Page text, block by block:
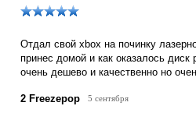
Отдал свой xbox на починку
принес домой и как оказалось диск
очень дешево и качественно но
2 Freezepop 5 сентября